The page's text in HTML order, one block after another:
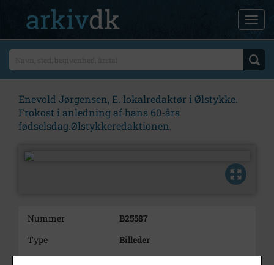
Enevold Jørgensen, E. lokalredaktør i Ølstykke.
Frokost i anledning af hans 60-års
fødselsdag.Ølstykkeredaktionen.
Nummer
B25587
Type
Billeder